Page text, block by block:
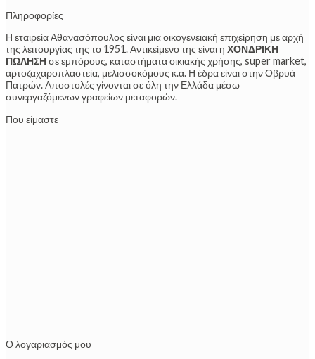
Πληροφορίες
Η εταιρεία Αθανασόπουλος είναι μια οικογενειακή επιχείρηση με αρχή
της λειτουργίας της το 1951. Αντικείμενο της είναι η ΧΟΝΔΡΙΚΗ
ΠΩΛΗΣΗσε εμπόρους, καταστήματα οικιακής χρήσης, super market,
αρτοζαχαροπλαστεία, μελισσοκόμους κ.α. Η έδρα είναι στην Οβρυά
Πατρών. Αποστολές γίνονται σε όλη την Ελλάδα μέσω
συνεργαζόμενων γραφείων μεταφορών.
Που είμαστε
Ο λογαριασμός μου